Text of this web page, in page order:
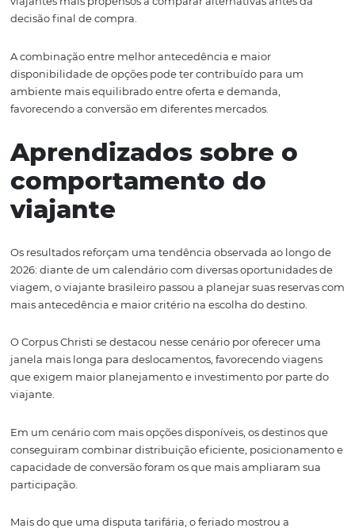
cresce e favorece o
planejamento
De forma geral, os dados sugerem um viajante mais
aproveitando melhor as oportunidades disponíveis no
O comportamento pode estar relacionado ao próprio
de 2026, que ofereceu diversas oportunidades de
escolher, o viajante parece ter dedicado mais tempo ao
planejamento, avaliando destinos, tarifas e períodos
confirmar sua reserva.
Para os meios de hospedagem, esse movimento
uma oportunidade de trabalhar estratégias comerciais
maior previsibilidade e ampliar a capacidade de
Ticket médio revela um
viajante com mais
escolha